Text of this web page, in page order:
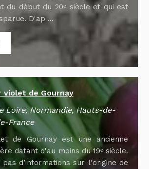
du début du 20ᵉ siècle et qui est
D'ap ...
violet de Gournay
Loire, Normandie, Hauts-de-
France
de Gournay est une ancienne
datant d'au moins du 19ᵉ siècle.
pas d’informations sur l'origine de